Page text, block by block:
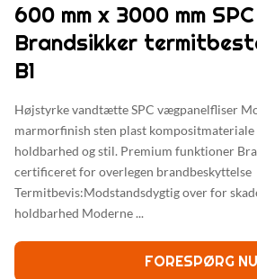
600 mm x 3000 mm
Brandsikker
B1
Højstyrke vandtætte SPC vægpanelfliser
marmorfinish sten plast kompositmateriale
holdbarhed og stil. Premium funktioner
certificeret for overlegen brandbeskyttelse
Termitbevis:Modstandsdygtig over for
holdbarhed Moderne ...
FORESPØRG NU